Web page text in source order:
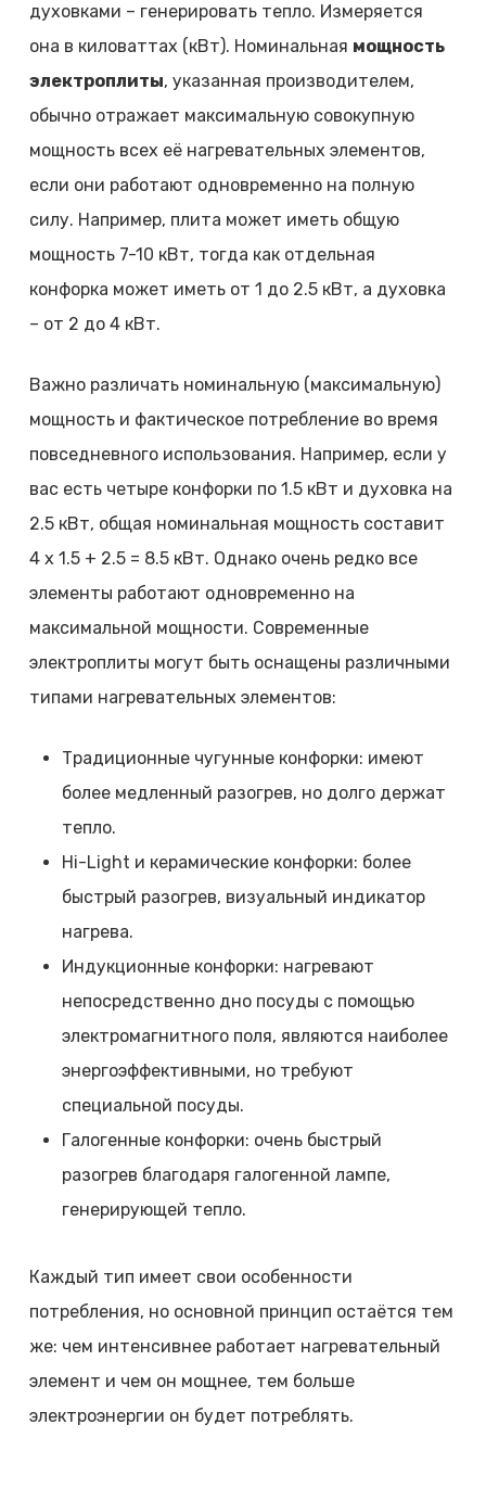
духовками – генерировать тепло. Измеряется
она в киловаттах (кВт). Номинальная мощность
электроплиты, указанная производителем,
обычно отражает максимальную совокупную
мощность всех её нагревательных элементов,
если они работают одновременно на полную
силу. Например, плита может иметь общую
мощность 7-10 кВт, тогда как отдельная
конфорка может иметь от 1 до 2.5 кВт, а духовка
– от 2 до 4 кВт.
Важно различать номинальную (максимальную)
мощность и фактическое потребление во время
повседневного использования. Например, если у
вас есть четыре конфорки по 1.5 кВт и духовка на
2.5 кВт, общая номинальная мощность составит
4 x 1.5 + 2.5 = 8.5 кВт. Однако очень редко все
элементы работают одновременно на
максимальной мощности. Современные
электроплиты могут быть оснащены различными
типами нагревательных элементов:
Традиционные чугунные конфорки: имеют
более медленный разогрев, но долго держат
тепло.
Hi-Light и керамические конфорки: более
быстрый разогрев, визуальный индикатор
нагрева.
Индукционные конфорки: нагревают
непосредственно дно посуды с помощью
электромагнитного поля, являются наиболее
энергоэффективными, но требуют
специальной посуды.
Галогенные конфорки: очень быстрый
разогрев благодаря галогенной лампе,
генерирующей тепло.
Каждый тип имеет свои особенности
потребления, но основной принцип остаётся тем
же: чем интенсивнее работает нагревательный
элемент и чем он мощнее, тем больше
электроэнергии он будет потреблять.